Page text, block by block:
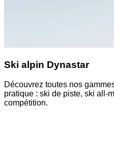
Ski alpin Dynastar
Découvrez toutes nos
pratique : ski de piste, ski all-
compétition.